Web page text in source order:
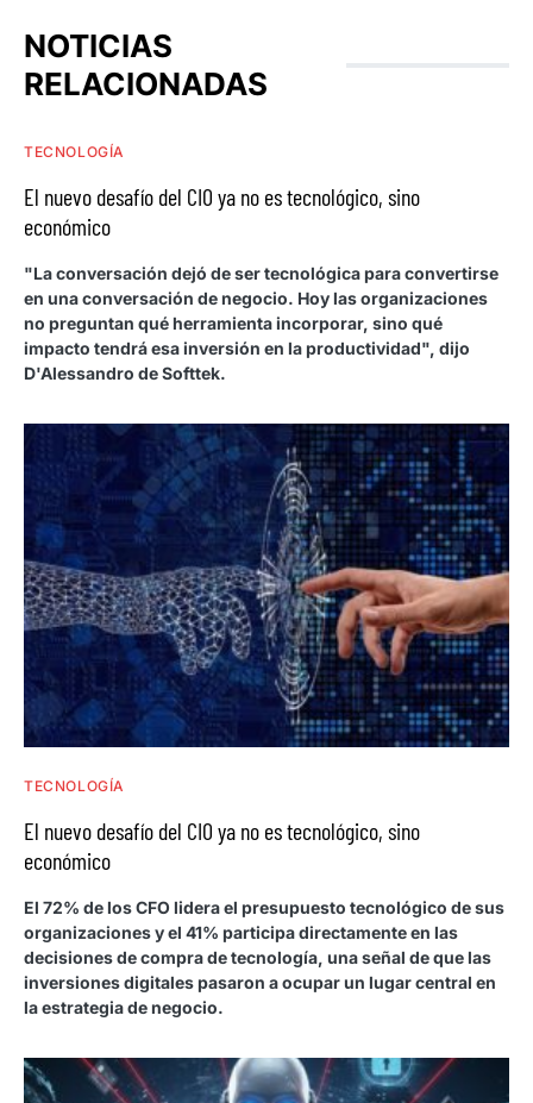
NOTICIAS
RELACIONADAS
TECNOLOGÍA
El nuevo desafío del CIO ya no es tecnológico, sino
económico
"La conversación dejó de ser tecnológica para convertirse
en una conversación de negocio. Hoy las organizaciones
no preguntan qué herramienta incorporar, sino qué
impacto tendrá esa inversión en la productividad", dijo
D'Alessandro de Softtek.
TECNOLOGÍA
El nuevo desafío del CIO ya no es tecnológico, sino
económico
El 72% de los CFO lidera el presupuesto tecnológico de sus
organizaciones y el 41% participa directamente en las
decisiones de compra de tecnología, una señal de que las
inversiones digitales pasaron a ocupar un lugar central en
la estrategia de negocio.